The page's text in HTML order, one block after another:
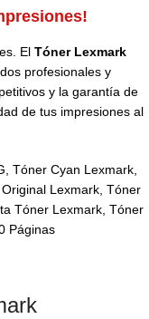
El Tóner Lexmark
profesionales y
y la garantía de
de tus impresiones al
Tóner Cyan Lexmark,
Lexmark, Tóner
Tóner Lexmark, Tóner
Páginas